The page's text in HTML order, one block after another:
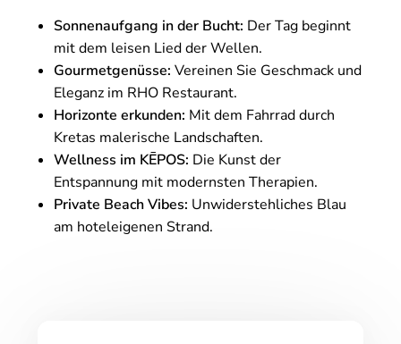
Sonnenaufgang in der Bucht: Der Tag beginnt
mit dem leisen Lied der Wellen.
Gourmetgenüsse: Vereinen Sie Geschmack und
Eleganz im RHO Restaurant.
Horizonte erkunden: Mit dem Fahrrad durch
Kretas malerische Landschaften.
Wellness im KĒPOS: Die Kunst der
Entspannung mit modernsten Therapien.
Private Beach Vibes: Unwiderstehliches Blau
am hoteleigenen Strand.